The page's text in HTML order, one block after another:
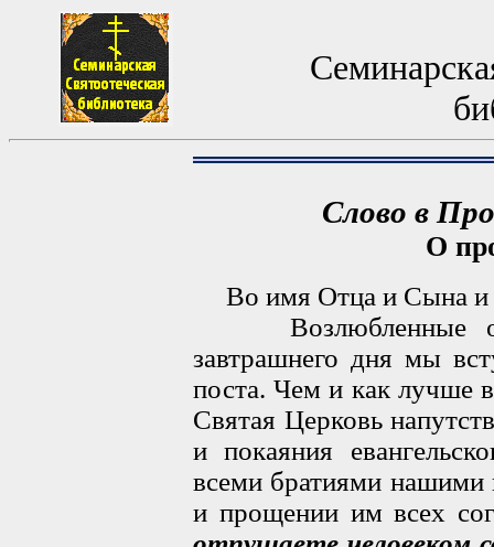
Слово в
О
Во имя Отца и Сына и
Возлюбленные о
завтрашнего дня мы
поста. Чем и как лучше
Святая Церковь
и покаяния
всеми братиями
и прощении им всех